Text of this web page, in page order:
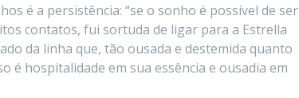
é a persistência: “se o sonho é possível de ser
contatos, fui sortuda de ligar para a Estrella
da linha que, tão ousada e destemida quanto
é hospitalidade em sua essência e ousadia em